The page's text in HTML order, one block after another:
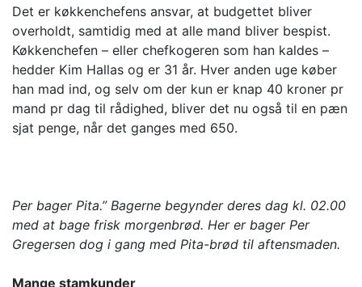
Det er køkkenchefens ansvar, at budgettet bliver
overholdt, samtidig med at alle mand bliver bespist.
Køkkenchefen – eller chefkogeren som han kaldes –
hedder Kim Hallas og er 31 år. Hver anden uge køber
han mad ind, og selv om der kun er knap 40 kroner pr
mand pr dag til rådighed, bliver det nu også til en pæn
sjat penge, når det ganges med 650.
Per bager Pita.” Bagerne begynder deres dag kl. 02.00
med at bage frisk morgenbrød. Her er bager Per
Gregersen dog i gang med Pita-brød til aftensmaden.
Mange stamkunder